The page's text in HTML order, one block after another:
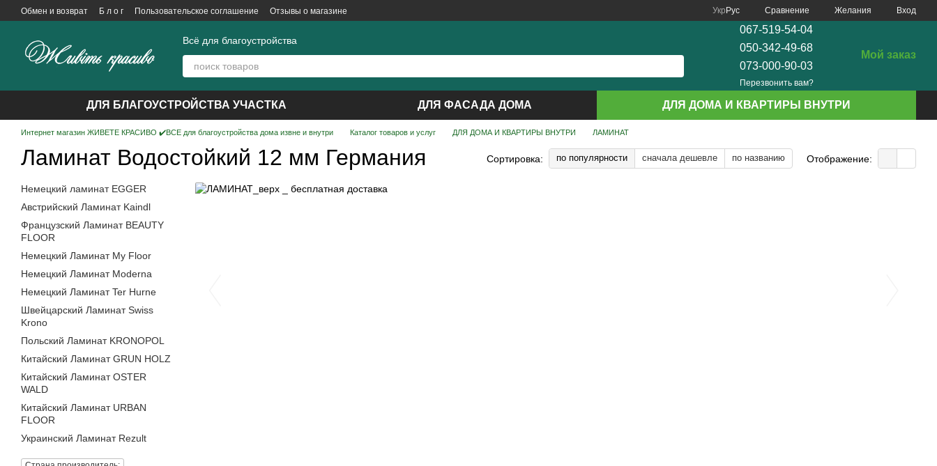
Перейти к основному контенту
Обмен и возврат Б л о г Пользовательское соглашение Отзывы о магазине Укр Рус Сравнение Желания Вход
Всё для благоустройства
067-519-54-04
050-342-49-68
073-000-90-03
Перезвонить вам?
Мой заказ
ДЛЯ БЛАГОУСТРОЙСТВА УЧАСТКА ДЛЯ ФАСАДА ДОМА ДЛЯ ДОМА И КВАРТИРЫ ВНУТРИ
Интернет магазин ЖИВЕТЕ КРАСИВО ✔️ВСЕ для благоустройства дома извне и внутри Каталог товаров и услуг ДЛЯ ДОМА И КВАРТИРЫ ВНУТРИ ЛАМИНАТ
Ламинат Водостойкий 12 мм Германия Сортировка: по популярности сначала дешевле по названию Отображение:
Немецкий ламинат EGGER
Австрийский Ламинат Kaindl
Французcкий Ламинат BEAUTY
FLOOR
Немецкий Ламинат My Floor
Немецкий Ламинат Moderna
Немецкий Ламинат Ter Hurne
Швейцарский Ламинат Swiss
Krono
Польский Ламинат KRONOPOL
Китайский Ламинат GRUN HOLZ
Китайский Ламинат OSTER
WALD
Китайский Ламинат URBAN
FLOOR
Украинский Ламинат Rezult